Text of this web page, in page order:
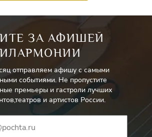
ЗА АФИШЕЙ
отправляем афишу с самыми
событиями. Не пропустите
премьеры и гастроли лучших
и артистов России.